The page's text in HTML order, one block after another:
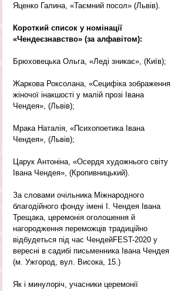
Яценко Галина, «Таємний посол» (Львів).
Короткий список у номінації
«Чендеєзнавство» (за алфавітом):
Брюховецька Ольга, «Леді зникає», (Київ);
Жаркова Роксолана, «Сецифіка зображення
жіночої інакшості у малій прозі Івана
Чендея», (Львів);
Мрака Наталія, «Психопоетика Івана
Чендея», (Львів);
Царук Антоніна, «Осердя художнього світу
Івана Чендея», (Кропивницький).
За словами очільника Міжнародного
благодійного фонду імені І. Чендея Івана
Трещака, церемонія оголошення й
нагородження переможців традиційно
відбудеться під час ЧендейFEST-2020 у
вересні в садибі письменника Івана Чендея
(м. Ужгород, вул. Висока, 15.)
Як і минулоріч, учасники церемонії